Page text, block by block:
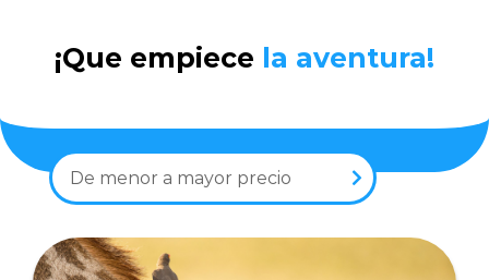
¡Que empiece la aventura!
De menor a mayor precio